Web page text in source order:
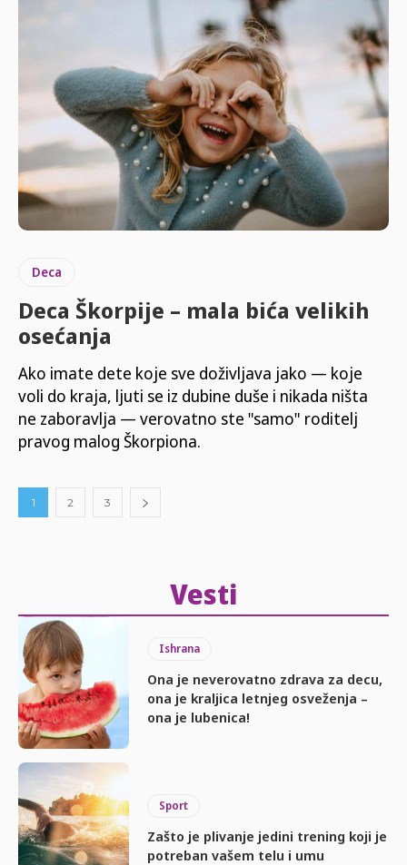
Deca
Deca Škorpije – mala bića velikih
osećanja
Ako imate dete koje sve doživljava jako — koje
voli do kraja, ljuti se iz dubine duše i nikada ništa
ne zaboravlja — verovatno ste "samo" roditelj
pravog malog Škorpiona.
1 2 3
Vesti
Ishrana
Ona je neverovatno zdrava za decu,
ona je kraljica letnjeg osveženja –
ona je lubenica!
Sport
Zašto je plivanje jedini trening koji je
potreban vašem telu i umu